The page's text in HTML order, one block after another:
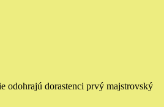
odohrajú dorastenci prvý majstrovský